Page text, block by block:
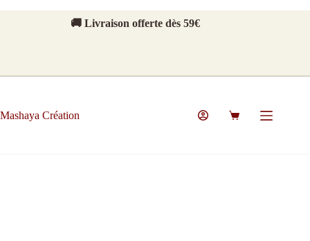
🚚 Livraison offerte dès 59€
Mashaya Création
Panier